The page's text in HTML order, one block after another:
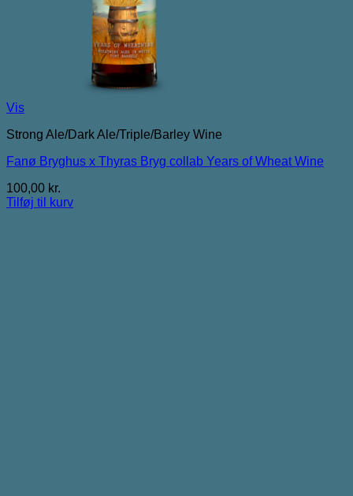
Vis
Strong Ale/Dark Ale/Triple/Barley Wine
Fanø Bryghus x Thyras Bryg collab Years of Wheat Wine
100,00 kr.
Tilføj til kurv